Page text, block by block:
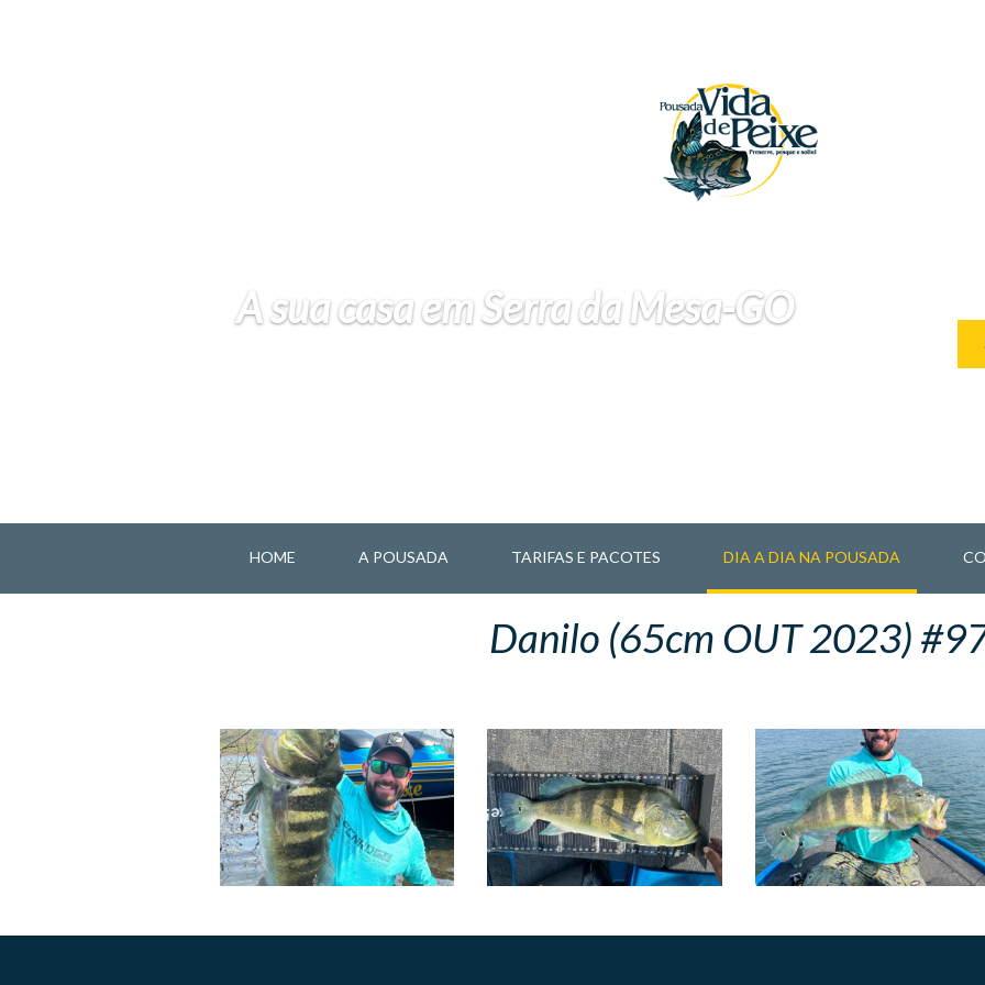
A sua casa em Serra da Mesa-GO
HOME A POUSADA TARIFAS E PACOTES DIA A DIA NA POUSADA
Danilo (65cm OUT 2023)